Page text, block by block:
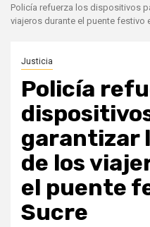
Policía refuerza los dispositivos
viajeros durante el puente festivo
Justicia
Policía
garantizar
de los
el puente
Sucre